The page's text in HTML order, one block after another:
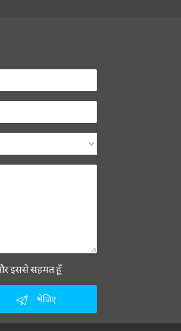
इससे सहमत हूँ
भेजिए